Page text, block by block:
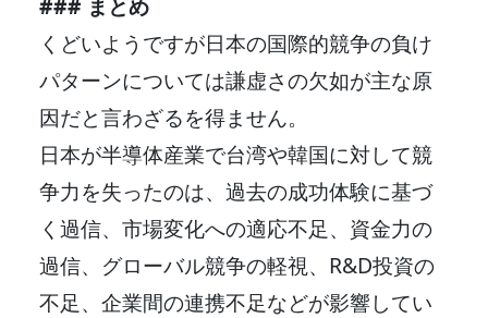
くどいようですが日本の国際的競争の負け
パターンについては謙虚さの欠如が主な原
因だと言わざるを得ません。
日本が半導体産業で台湾や韓国に対して競
争力を失ったのは、過去の成功体験に基づ
く過信、市場変化への適応不足、資金力の
過信、グローバル競争の軽視、R&D投資の
不足、企業間の連携不足などが影響してい